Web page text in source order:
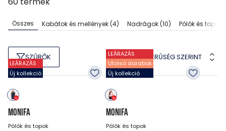
Összes Kabátok és mellények(4) Nadrágok(10) Pólók és topok
SZŰRŐK NÉPSZERŰSÉG SZERINT
LEÁRAZÁS
Új kollekció
MONIFA
Pólók és topok
LEÁRAZÁS
Utolsó darabok
Új kollekció
MONIFA
Pólók és topok